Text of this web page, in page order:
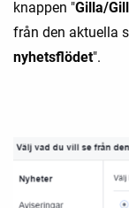
knappen "Gilla/
från den aktuella
nyhetsflödet".